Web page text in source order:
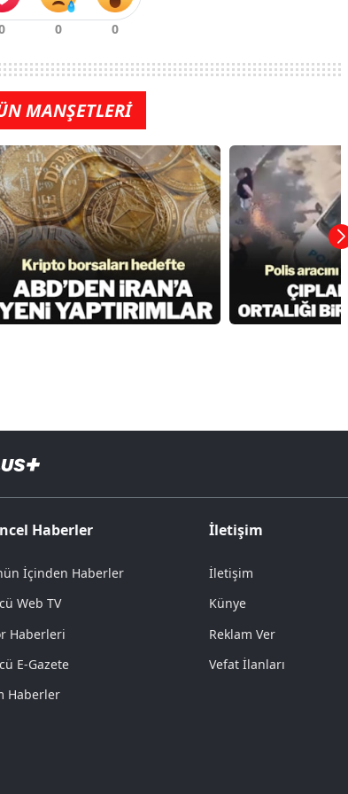
MANŞETLERİ
Haberler
İçinden Haberler
Web TV
Haberleri
E-Gazete
Haberler
İletişim
İletişim
Künye
Reklam Ver
Vefat İlanları